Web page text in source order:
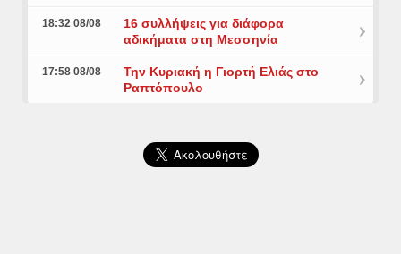
18:32 08/08
16 συλλήψεις για διάφορα
αδικήματα στη Μεσσηνία
17:58 08/08
Την Κυριακή η Γιορτή Ελιάς στο
Ραπτόπουλο